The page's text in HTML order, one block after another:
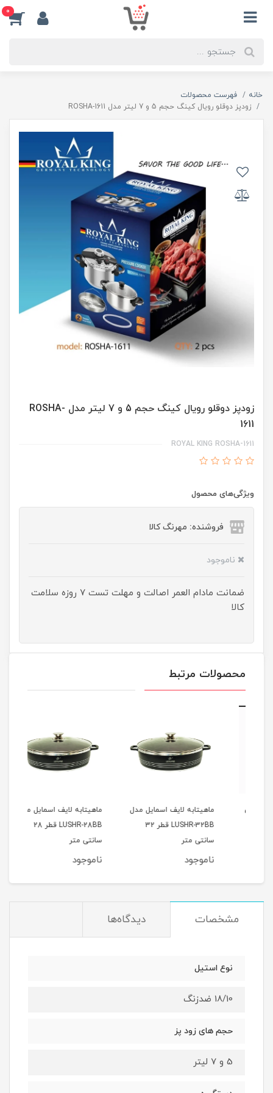
0
خانه
فهرست محصولات
زودپز دوقلو رویال کینگ حجم 5 و 7 لیتر مدل ROSHA-1611
زودپز دوقلو رویال کینگ حجم 5 و 7 لیتر مدل ROSHA-
1611
ROYAL KING ROSHA-1611
ویژگی‌های محصول
فروشنده: مهرنگ کالا
ناموجود
ضمانت مادام العمر اصالت و مهلت تست ۷ روزه سلامت
کالا
محصولات مرتبط
ماهیتابه لایف اسمایل مدل
LUSHR-32BB قطر 32
سانتی متر
ناموجود
ماهیتابه لایف اسمایل مدل
LUSHR-28BB قطر 28
سانتی متر
ناموجود
مشخصات دیدگاه‌ها
نوع استیل
18/10 ضدزنگ
حجم های زود پز
5 و 7 لیتر